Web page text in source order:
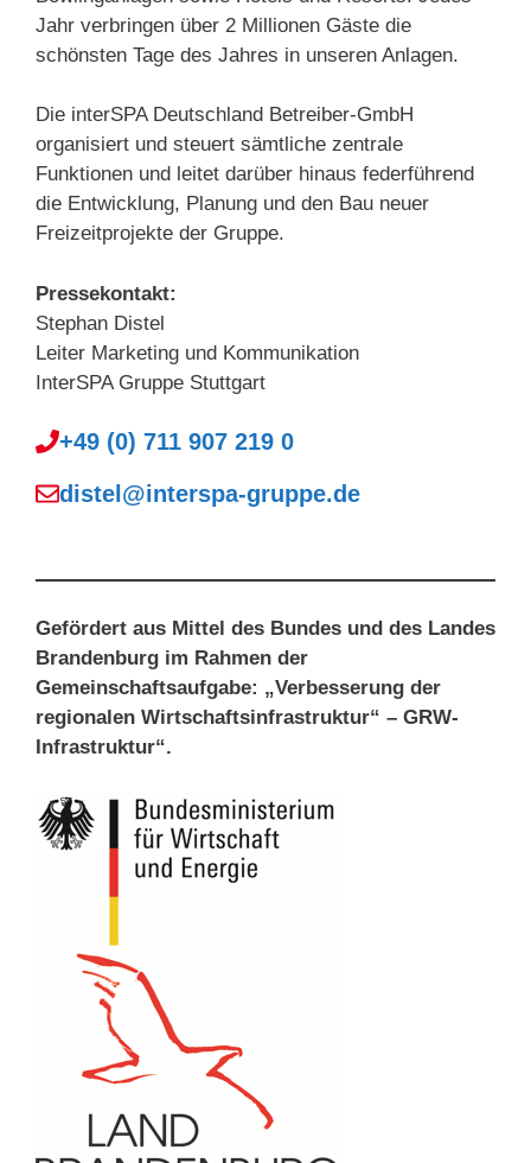
Jahr verbringen über 2 Millionen Gäste die
schönsten Tage des Jahres in unseren Anlagen.
Die interSPA Deutschland Betreiber-GmbH
organisiert und steuert sämtliche zentrale
Funktionen und leitet darüber hinaus federführend
die Entwicklung, Planung und den Bau neuer
Freizeitprojekte der Gruppe.
Pressekontakt:
Stephan Distel
Leiter Marketing und Kommunikation
InterSPA Gruppe Stuttgart
+49 (0) 711 907 219 0
distel@interspa-gruppe.de
Gefördert aus Mittel des Bundes und des Landes
Brandenburg im Rahmen der
Gemeinschaftsaufgabe: „Verbesserung der
regionalen Wirtschaftsinfrastruktur“ – GRW-
Infrastruktur“.